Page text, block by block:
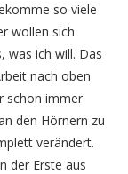
so viele
wollen sich
was ich will. Das
nach oben
schon immer
den Hörnern zu
verändert.
der Erste aus